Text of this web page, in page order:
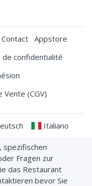
Contact Appstore
de confidentialité
Vente (CGV)
Italiano
spezifischen
Fragen zur
das Restaurant
bevor Sie